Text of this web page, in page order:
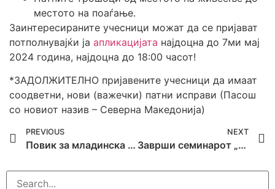
местото на поаѓање.
Заинтересираните учесници можат да се пријават
потполнувајќи ја апликацијата најдоцна до 7ми мај
2024 година, најдоцна до 18:00 часот!
*ЗАДОЛЖИТЕЛНО пријавените учесници да имаат
соодветни, нови (важечки) патни исправи (Пасош
со новиот назив – Северна Македонија)
PREVIOUS
Повик за младинска размена „My Next Job“
NEXT
Заврши семинарот „ROMA YOUTH TOGETHER 2024“